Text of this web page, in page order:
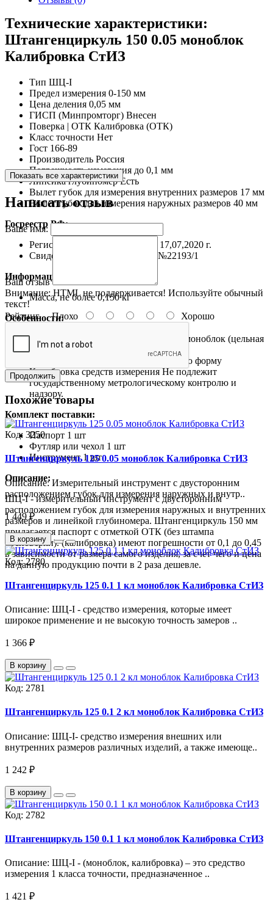
Технические характеристики:
Штангенциркуль 150 0.05 моноблок
Калибровка СтИЗ
Тип ШЦ-I
Предел измерения 0-150 мм
Цена деления 0,05 мм
ГИСП (Минпромторг) Внесен
Поверка | ОТК Калибровка (ОТК)
Класс точности Нет
Гост 166-89
Производитель Россия
Погрешность измерения до 0,1 мм
Линейка глубиномер Есть
Вылет губок для измерения внутренних размеров 17 мм
Вылет губок для измерения наружных размеров 40 мм
Госреестр РФ:
Регистрационной №
260-05 до 17,07,2020 г.
Свидетельство
RU.C.27.056.A №22193/1
Информация об упаковке:
Масса, не более 0,150 кг
Особенности:
Конструкция рамки
Открытая рамка моноблок (цельная
конструкция)
Имеют округлую форму
Калибровка средств измерения Не подлежит
государственному метрологическому контролю и
надзору.
Комплект поставки:
Паспорт 1 шт
Футляр или чехол 1 шт
Инструмент 1 шт
Описание:
ШЦ-I - измерительный инструмент с двусторонним
расположением губок для измерения наружных и внутренних
размеров и линейкой глубиномера. Штангенциркуль 150 мм
прилагается паспорт с отметкой ОТК (без штампа
Госповерки). (калибровка) имеют погрешности от 0,1 до 0,45
в зависимости от размера самого изделия, за счет чего и цена
на данную продукцию почти в 2 раза дешевле.
Показать все характеристики
Написать отзыв
Ваше имя:
Ваш отзыв
Внимание: HTML не поддерживается! Используйте обычный
текст!
РейтингПлохо Хорошо
Продолжить
Похожие товары
Код: 3250
Штангенциркуль 125 0.05 моноблок Калибровка СтИЗ
Описание: Измерительный инструмент с двусторонним
расположением губок для измерения наружных и внутр..
1 449 ₽
В корзину
Код:2780
Штангенциркуль 125 0.1 1 кл моноблок Калибровка СтИЗ
Описание: ШЦ-I - средство измерения, которые имеет
широкое применение и не высокую точность замеров ..
1 366 ₽
В корзину
Код: 2781
Штангенциркуль 125 0.1 2 кл моноблок Калибровка СтИЗ
Описание: ШЦ-I- средство измерения внешних или
внутренних размеров различных изделий, а также имеюще..
1 242 ₽
В корзину
Код: 2782
Штангенциркуль 150 0.1 1 кл моноблок Калибровка СтИЗ
Описание: ШЦ-I - (моноблок, калибровка) – это средство
измерения 1 класса точности, предназначенное ..
1 421 ₽